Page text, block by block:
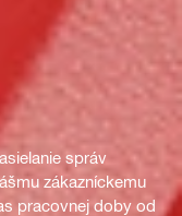
správ
zákazníckemu
pracovnej doby od